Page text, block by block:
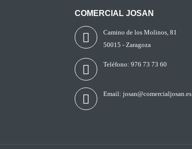
COMERCIAL JOSAN
Camino de los Molinos, 81
50015 - Zaragoza
Teléfono: 976 73 73 60
Email: josan@comercialjosan.es